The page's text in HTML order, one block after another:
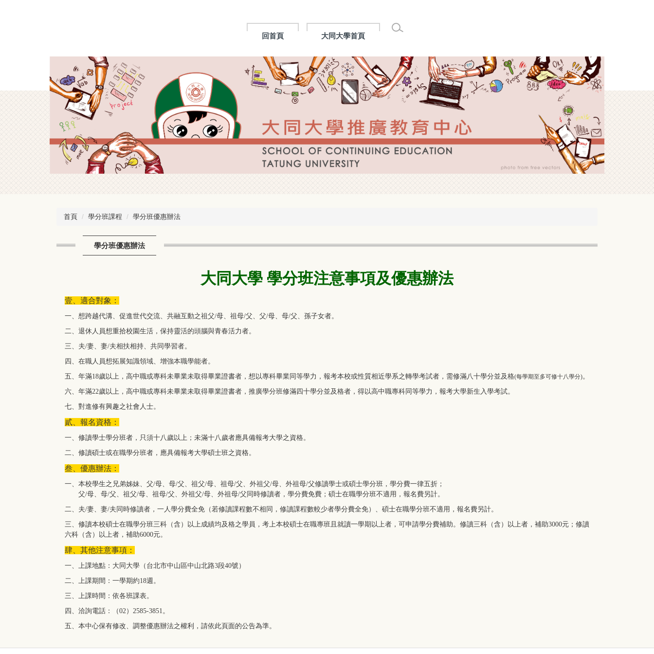
回首頁 大同大學首頁
首頁 學分班課程 學分班優惠辦法
學分班優惠辦法
大同大學 學分班注意事項及優惠辦法
壹、適合對象：
一、想跨越代溝、促進世代交流、共融互動之祖父/母、祖母/父、父/母、母/父、孫子女者。
二、退休人員想重拾校園生活，保持靈活的頭腦與青春活力者。
三、夫/妻、妻/夫相扶相持、共同學習者。
四、在職人員想拓展知識領域、增強本職學能者。
五、年滿18歲以上，高中職或專科未畢業未取得畢業證書者，想以專科畢業同等學力，報考本校或性質相近學系之轉學考試者，需修滿八十學分並及格(每學期至多可修十八學分)。
六、年滿22歲以上，高中職或專科未畢業未取得畢業證書者，推廣學分班修滿四十學分並及格者，得以高中職專科同等學力，報考大學新生入學考試。
七、對進修有興趣之社會人士。
貳、報名資格：
一、修讀學士學分班者，只須十八歲以上；未滿十八歲者應具備報考大學之資格。
二、修讀碩士或在職學分班者，應具備報考大學碩士班之資格。
叁、優惠辦法：
一、本校學生之兄弟姊妹、 父/母、母/父、祖父/母、祖母/父、外祖父/母、 外祖母/父修讀學士或碩士學分班，學分費一律五折；
父/母、母/父、 祖父/母、祖母/父、 外祖父/母、 外祖母/父 同時修讀者，學分費免費；碩士在職學分班不適用，報名費另計。
二、 夫/妻、妻/夫 同時修讀者，一人學分費全免（若修讀課程數不相同，修讀課程數較少者學分費全免）、碩士在職學分班不適用，報名費另計。
三、修讀本校碩士在職學分班三科（含）以上成績均及格之學員，考上本校碩士在職專班且就讀一學期以上者，可申請學分費補助。修讀三科（含）以上者，補助3000元；修讀
六科（含）以上者，補助6000元。
肆、其他注意事項：
一、上課地點：大同大學（台北市中山區中山北路3段40號）
二、上課期間：一學期約18週。
三、上課時間：依各班課表。
四、洽詢電話：（02）2585-3851。
五、本中心保有修改、調整優惠辦法之權利，請依此頁面的公告為準。